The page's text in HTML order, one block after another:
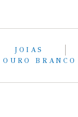
JOIAS
BRANCO